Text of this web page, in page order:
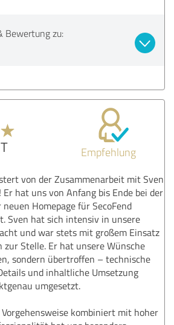
Bewertung zu:
Empfehlung
von der Zusammenarbeit mit Sven
hat uns von Anfang bis Ende bei der
Homepage für SecoFend
Sven hat sich intensiv in unsere
und war stets mit großem Einsatz
zur Stelle. Er hat unsere Wünsche
sondern übertroffen – technische
und inhaltliche Umsetzung
umgesetzt.
kombiniert mit hoher